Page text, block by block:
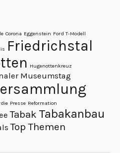
Corona Eggenstein Ford T-Modell
Friedrichstal
Hugenottenkreuz
Museumstag
Presse Reformation
Tabak Tabakanbau
Top Themen